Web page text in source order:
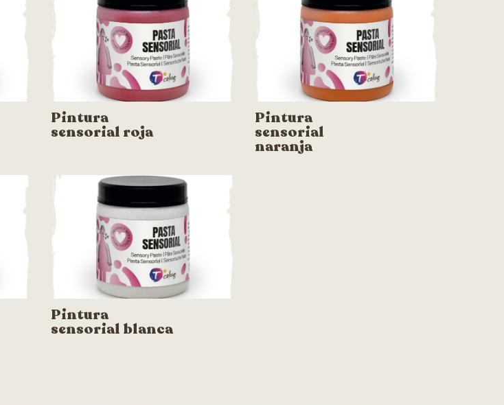
Pintura
sensorial roja
Pintura
sensorial
naranja
Pintura
sensorial blanca